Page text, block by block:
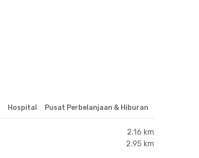
Hospital Pusat Perbelanjaan & Hiburan
2.16 km
2.95 km